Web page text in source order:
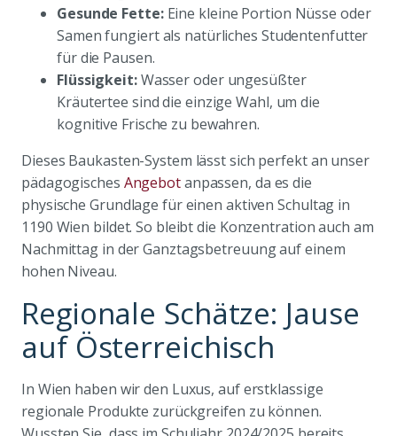
Gesunde Fette:Eine kleine Portion Nüsse oder
Samen fungiert als natürliches Studentenfutter
für die Pausen.
Flüssigkeit:Wasser oder ungesüßter
Kräutertee sind die einzige Wahl, um die
kognitive Frische zu bewahren.
Dieses Baukasten-System lässt sich perfekt an unser
pädagogisches Angebotanpassen, da es die
physische Grundlage für einen aktiven Schultag in
1190 Wien bildet. So bleibt die Konzentration auch am
Nachmittag in der Ganztagsbetreuung auf einem
hohen Niveau.
Regionale Schätze: Jause
auf Österreichisch
In Wien haben wir den Luxus, auf erstklassige
regionale Produkte zurückgreifen zu können.